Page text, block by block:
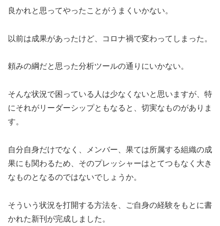
良かれと思ってやったことがうまくいかない。
以前は成果があったけど、コロナ禍で変わってしまった。
頼みの綱だと思った分析ツールの通りにいかない。
そんな状況で困っている人は少なくないと思いますが、特
にそれがリーダーシップともなると、切実なものがありま
す。
自分自身だけでなく、メンバー、果ては所属する組織の成
果にも関わるため、そのプレッシャーはとてつもなく大き
なものとなるのではないでしょうか。
そういう状況を打開する方法を、ご自身の経験をもとに書
かれた新刊が完成しました。